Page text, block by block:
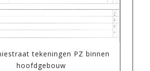
tekeningen PZ binnen
hoofdgebouw